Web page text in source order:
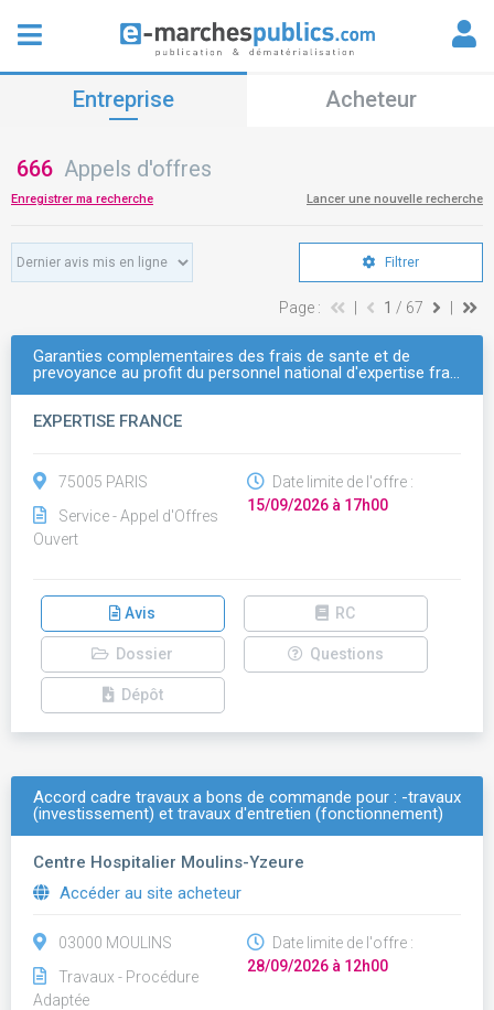
Entreprise Acheteur
666 Appels d'offres
Enregistrer ma recherche Lancer une nouvelle recherche
Filtrer
Page : 1 / 67
Garanties complementaires des frais de sante et de
prevoyance au profit du personnel national d'expertise fra…
EXPERTISE FRANCE
75005 PARIS
Service - Appel d'Offres
Ouvert
Date limite de l'offre :
15/09/2026 à 17h00
Avis RC
Dossier Questions
Dépôt
Accord cadre travaux a bons de commande pour : -travaux
(investissement) et travaux d'entretien (fonctionnement)
Centre Hospitalier Moulins-Yzeure
Accéder au site acheteur
03000 MOULINS
Travaux - Procédure
Adaptée
Date limite de l'offre :
28/09/2026 à 12h00